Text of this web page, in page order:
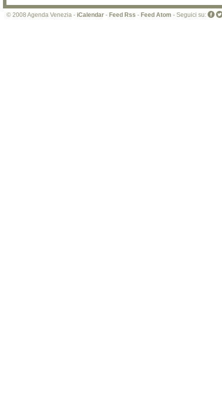
© 2008 Agenda Venezia - iCalendar - Feed Rss - Feed Atom - Seguici su: